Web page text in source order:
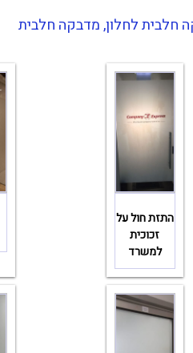
חלבית לחלון, מדבקה חלבית
התזת חול על
זכוכית
למשרד